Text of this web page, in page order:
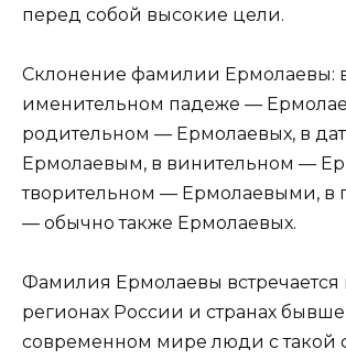
перед собой высокие цели.
Склонение фамилии Ермолаевы:
именительном падеже —
родительном — Ермолаевых, в
Ермолаевым, в винительном —
творительном — Ермолаевыми, в
— обычно также Ермолаевых.
Фамилия Ермолаевы встречается
регионах России и странах
современном мире люди с такой